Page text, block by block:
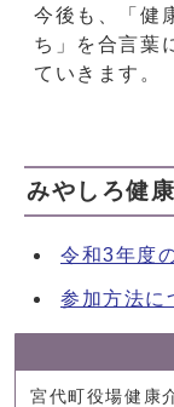
今後も、「
ち」を合言葉
ていきます。
みやしろ健
令和3年度
参加方法に
宮代町役場健康